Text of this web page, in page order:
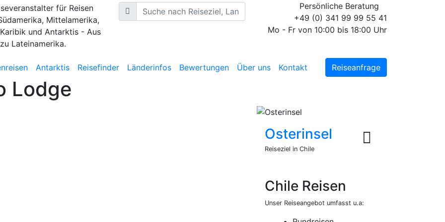
für Reisen
Mittelamerika,
und Antarktis - Aus
Lateinamerika.
Persönliche Beratung
+49 (0) 341 99 99 55 41
Mo - Fr von 10:00 bis 18:00 Uhr
Antarktis Reisefinder Länderinfos Bewertungen Über uns Kontakt Reiseanfrage
Lodge
Osterinsel
Reiseziel in Chile
Chile Reisen
Unser Reiseangebot umfasst u.a: